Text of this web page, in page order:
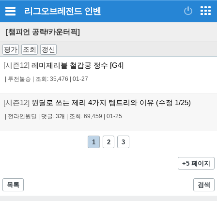
리그오브레전드 인벤
[챔피언 공략/카운터픽]
평가 조회 갱신
[시즌12] 레미제리블 철갑궁 정수 [G4]
투전불승 조회: 35,476 01-27
[시즌12] 원딜로 쓰는 제리 4가지 템트리와 이유 (수정 1/25)
전라인원딜 댓글: 3개 조회: 69,459 01-25
1 2 3
+5 페이지
목록 검색